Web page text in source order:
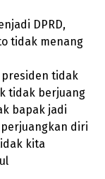
DPRD,
tidak menang
presiden tidak
tidak berjuang
bapak jadi
perjuangkan diri
kita